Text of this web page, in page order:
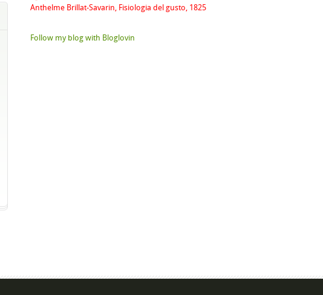
Anthelme Brillat-Savarin, Fisiologia del gusto, 1825
Follow my blog with Bloglovin